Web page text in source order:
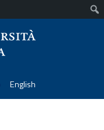
English